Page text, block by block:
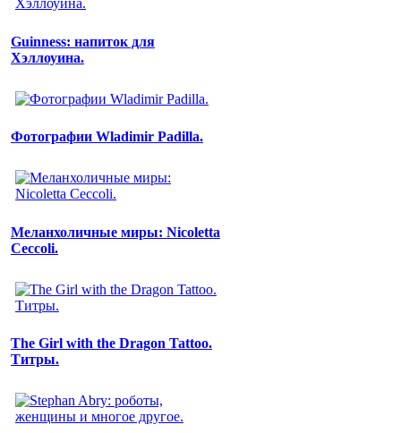
Guinness: напиток для
Хэллоуина.
Фотографии Wladimir Padilla.
Меланхоличные миры: Nicoletta
Ceccoli.
The Girl with the Dragon Tattoo.
Титры.